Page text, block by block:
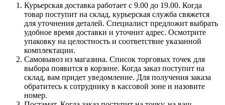
Курьерская доставка работает с 9.00 до 19.00. Когда
товар поступит на склад, курьерская служба свяжется
для уточнения деталей. Специалист предложит выбрать
удобное время доставки и уточнит адрес. Осмотрите
упаковку на целостность и соответствие указанной
комплектации.
Самовывоз из магазина. Список торговых точек для
выбора появится в корзине. Когда заказ поступит на
склад, вам придет уведомление. Для получения заказа
обратитесь к сотруднику в кассовой зоне и назовите
номер.